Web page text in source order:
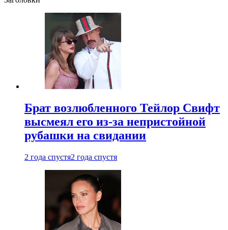
Брат возлюбленного Тейлор Свифт
высмеял его из-за непристойной
рубашки на свидании
2 года спустя2 года спустя